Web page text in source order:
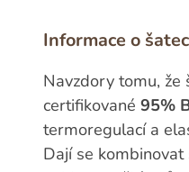
Informace o
Navzdory tomu, že
certifikované95%
termoregulací a
Dají se